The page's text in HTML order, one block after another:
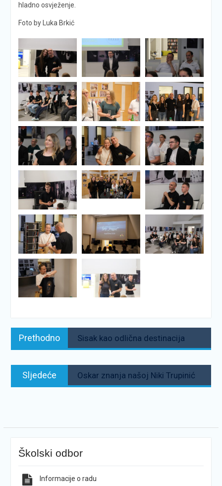
hladno osvježenje.
Foto by Luka Brkić
Navigacija
objava
Prethodno Sisak kao odlična destinacija
Sljedeće Oskar znanja našoj Niki Trupinić
Školski odbor
Informacije o radu